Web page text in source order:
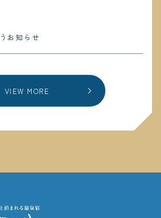
お知らせ
VIEW MORE